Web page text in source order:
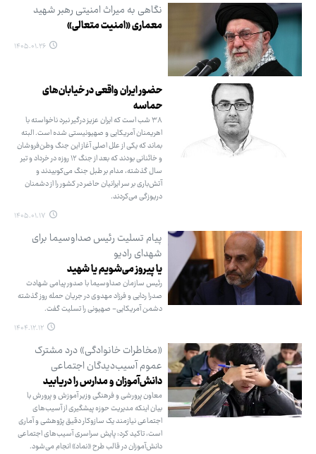
نگاهی به میراث امنیتی رهبر شهید
معماری «امنیت متعالی»
۱۴۰۵.۰۱.۲۶
حضور ایران واقعی در خیابان‌های
حماسه
۳۸ شب است که ایران عزیز درگیر نبرد ناخواسته با
اهریمنان آمریکایی و صهیونیستی شده است. البته
بماند که یکی از علل اصلی آغاز این جنگ وطن‌فروشان
و خائنانی بودند که بعد از جنگ ۱۲ روزه در خرداد و تیر
سال گذشته، مدام بر طبل جنگ می‌کوبیدند و
آتش‌باری بر سر ایرانیان حاضر در کشور را از دشمنان
دریوزگی می‌کردند.
۱۴۰۵.۰۱.۱۷
پیام تسلیت رئیس صداوسیما برای
شهدای رادیو
یا پیروز می‌شویم یا شهید
رئیس سازمان صداوسیما با صدور پیامی شهادت
صدرا ردایی و فرزاد مهدوی در جریان حمله روز گذشته
دشمن آمریکایی- صهیونی را تسلیت گفت.
۱۴۰۴.۱۲.۱۲
«مخاطرات خانوادگی» درد مشترک
عموم آسیب‌دیدگان اجتماعی
دانش‌آموزان و مدارس را دریابید
معاون پرورشی و فرهنگی وزیر آموزش و پرورش با
بیان اینکه مدیریت حوزه پیشگیری از آسیب‌های
اجتماعی نیازمند یک سازوکار دقیق پژوهشی و آماری
است، تاکید کرد: پایش سراسری آسیب‌های اجتماعی
دانش‌آموزان در قالب طرح «نماد» انجام می‌شود.